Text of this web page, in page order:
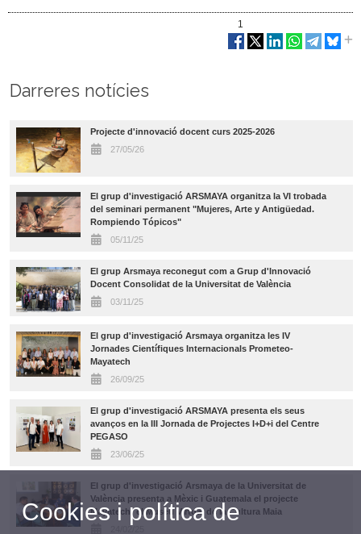
1
Darreres notícies
Projecte d'innovació docent curs 2025-2026
27/05/26
El grup d'investigació ARSMAYA organitza la VI trobada
del seminari permanent "Mujeres, Arte y Antigüedad.
Rompiendo Tópicos"
05/11/25
El grup Arsmaya reconegut com a Grup d'Innovació
Docent Consolidat de la Universitat de València
03/11/25
El grup d'investigació Arsmaya organitza les IV
Jornades Científiques Internacionals Prometeo-
Mayatech
26/09/25
El grup d'investigació ARSMAYA presenta els seus
avanços en la III Jornada de Projectes I+D+i del Centre
PEGASO
23/06/25
El grup d'investigació Arsmaya de la Universitat de
València presenta a Mèxic i Guatemala el projecte
Mayatech: el Museu Virtual de la Cultura Maia
Cookies i política de